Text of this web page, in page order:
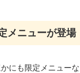
メニューが登場
にも限定メニュー